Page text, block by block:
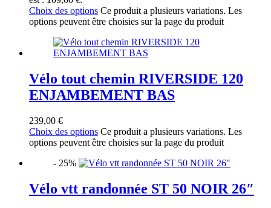
Choix des options Ce produit a plusieurs variations. Les
options peuvent être choisies sur la page du produit
Vélo tout chemin RIVERSIDE 120
ENJAMBEMENT BAS
239,00 €
Choix des options Ce produit a plusieurs variations. Les
options peuvent être choisies sur la page du produit
- 25%
Vélo vtt randonnée ST 50 NOIR 26″